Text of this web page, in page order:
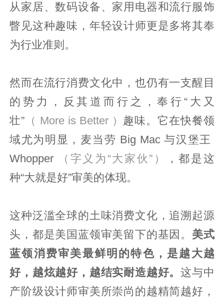
从家居、数码设备、家用电器和流行服饰
瞥见这种趣味，年轻设计师更是多将其奉
为行业准则。
然而在流行消费文化中，也仍有一支醒目
的势力，反其道而行之，奉行“大又
壮” （ More is Better ） 趣味。它在快餐领
域尤为明显，麦当劳 Big Mac 与汉堡王
Whopper （字义为“大家伙”）
，都是这
种“大就是好”审美的体现。
这种泛滥全球的土味消费文化，追溯起源
头，都是美国蓝领审美留下的基因。 美式
蓝领消费审美最鲜明的特色，是越大越
好，越炫越好，越结实耐造越好。这与中
产阶级设计师审美所崇尚的越精简越好，